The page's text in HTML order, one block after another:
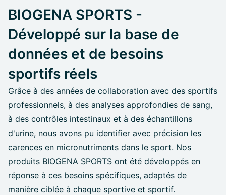
BIOGENA SPORTS -
Développé sur la base de
données et de besoins
sportifs réels
Grâce à des années de collaboration avec des sportifs
professionnels, à des analyses approfondies de sang,
à des contrôles intestinaux et à des échantillons
d'urine, nous avons pu identifier avec précision les
carences en micronutriments dans le sport. Nos
produits BIOGENA SPORTS ont été développés en
réponse à ces besoins spécifiques, adaptés de
manière ciblée à chaque sportive et sportif.